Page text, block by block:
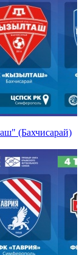
(Бахчисарай)